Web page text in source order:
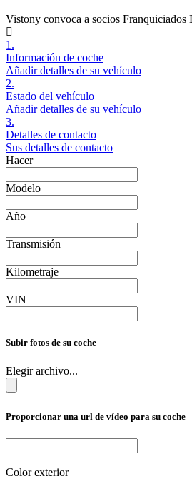
Vistony convoca a socios Franquiciados
1.
Información de coche
Añadir detalles de su vehículo
2.
Estado del vehículo
Añadir detalles de su vehículo
3.
Detalles de contacto
Sus detalles de contacto
Hacer
Modelo
Año
Transmisión
Kilometraje
VIN
Subir fotos de su coche
Elegir archivo...
Proporcionar una url de vídeo para su coche
Color exterior